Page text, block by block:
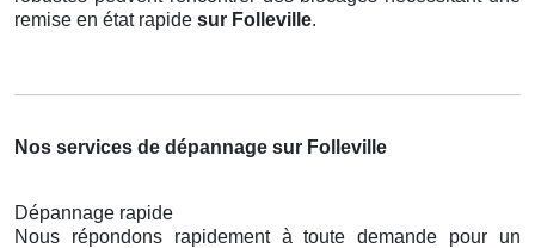
remise en état rapide sur Folleville.
Nos services de dépannage sur Folleville
Dépannage rapide
Nous répondons rapidement à toute demande pour un